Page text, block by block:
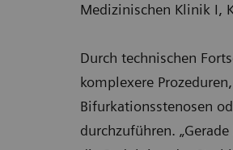
Medizinischen Klinik I,
Durch technischen
komplexere
Bifurkationsstenosen
durchzuführen.